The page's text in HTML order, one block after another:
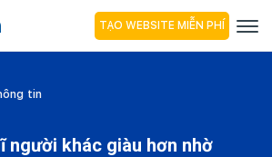
TẠO WEBSITE MIỄN PHÍ
tin
người khác giàu hơn nhờ